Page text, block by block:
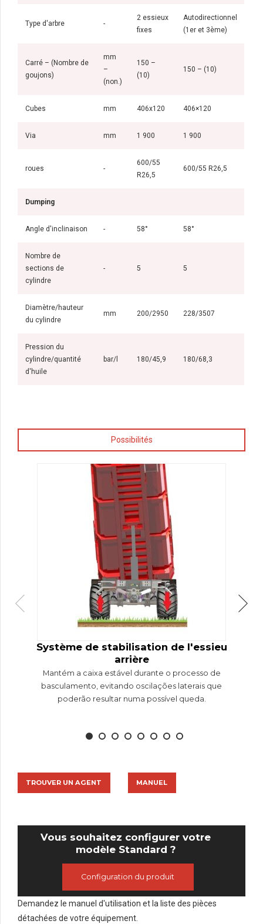
Type d'arbre -
2 essieux
fixes
Autodirectionnel
(1er et 3ème)
Carré – (Nombre de
goujons)
mm
–
(non.)
150 –
(10)
150 – (10)
Cubes mm 406x120 406×120
Via mm 1 900 1 900
roues -
600/55
R26,5
600/55 R26,5
Dumping
Angle d'inclinaison - 58° 58°
Nombre de
sections de
cylindre
- 5 5
Diamètre/hauteur
du cylindre
mm 200/2950 228/3507
Pression du
cylindre/quantité
d'huile
bar/l 180/45,9 180/68,3
Possibilités
Système de stabilisation de l'essieu
arrière
Mantém a caixa estável durante o processo de
basculamento, evitando oscilações laterais que
poderão resultar numa possível queda.
TROUVER UN AGENT MANUEL
Vous souhaitez configurer votre
modèle Standard ?
Configuration du produit
Demandez le manuel d'utilisation et la liste des pièces
détachées de votre équipement.